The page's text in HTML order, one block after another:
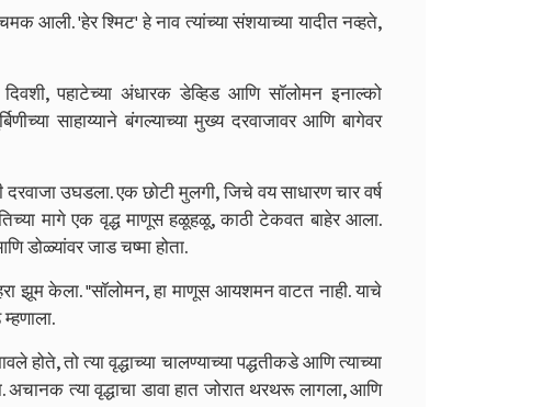
आली. 'हेर श्मिट' हे नाव त्यांच्या संशयाच्या यादीत नव्हते,
पहाटेच्या अंधारक डेव्हिड आणि सॉलोमन इनाल्को
साहाय्याने बंगल्याच्या मुख्य दरवाजावर आणि बागेवर
उघडला. एक छोटी मुलगी, जिचे वय साधारण चार वर्ष
मागे एक वृद्ध माणूस हळूहळू, काठी टेकवत बाहेर आला.
डोळ्यांवर जाड चष्मा होता.
झूम केला. "सॉलोमन, हा माणूस आयशमन वाटत नाही. याचे
होते, तो त्या वृद्धाच्या चालण्याच्या पद्धतीकडे आणि त्याच्या
अचानक त्या वृद्धाचा डावा हात जोरात थरथरू लागला, आणि